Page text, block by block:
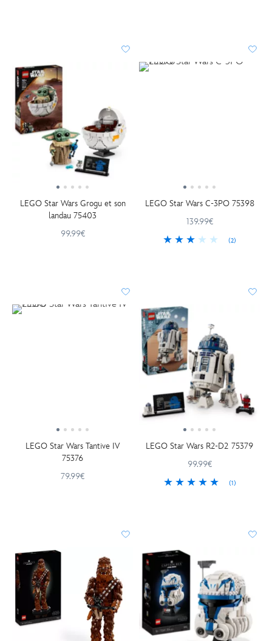
LEGO Star Wars Grogu et son
landau 75403
99.99€
LEGO Star Wars C-3PO 75398
139.99€
(2)
LEGO Star Wars Tantive IV
75376
79.99€
LEGO Star Wars R2-D2 75379
99.99€
(1)